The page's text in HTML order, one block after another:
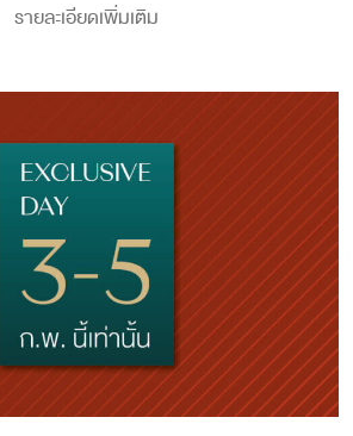
รายละเอียดเพิ่มเติม